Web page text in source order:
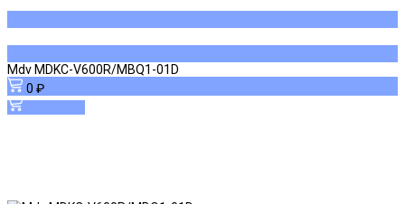
Mdv MDKC-V600R/MBQ1-01D
0 ₽